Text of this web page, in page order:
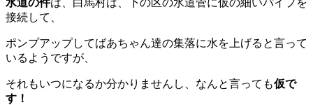
接続して、
ポンプアップしてばあちゃん達の集落に水を上げると言って
いるようですが、
それもいつになるか分かりませんし、なんと言っても仮で
す！